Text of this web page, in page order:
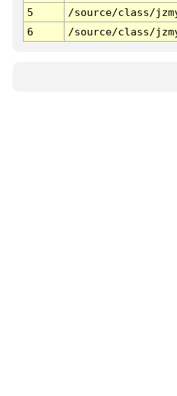
5
/source/class/
6
/source/class/